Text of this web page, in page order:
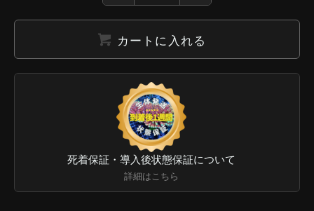
カートに入れる
死着保証・導入後状態保証について
詳細はこちら